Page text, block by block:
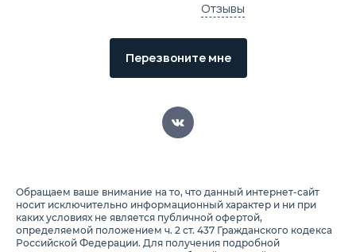
Отзывы
Перезвоните мне
Обращаем ваше внимание на то, что данный интернет-сайт
носит исключительно информационный характер и ни при
каких условиях не является публичной офертой,
определяемой положением ч. 2 ст. 437 Гражданского кодекса
Российской Федерации. Для получения подробной